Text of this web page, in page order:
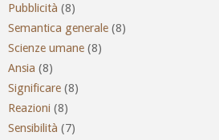
Pubblicità (8)
Semantica generale (8)
Scienze umane (8)
Ansia (8)
Significare (8)
Reazioni (8)
Sensibilità (7)